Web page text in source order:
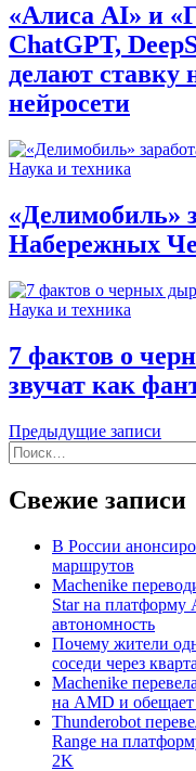
«Алиса AI» и
ChatGPT,
делают ставку
нейросети
Наука и техника
«Делимобиль»
Набережных
Наука и техника
7 фактов о
звучат как
Навигация
по
записям
Предыдущие записи
Найти:
Свежие записи
В России
маршрутов
Machenike
Star на платформу
автономность
Почему жители
соседи через
Machenike
на AMD и обещает
Thunderobot
Range на
2K